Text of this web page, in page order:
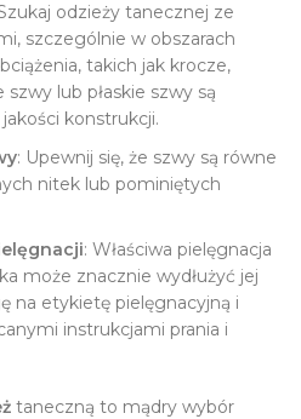
odzieży tanecznej ze
szczególnie w obszarach
takich jak krocze,
lub płaskie szwy są
konstrukcji.
: Upewnij się, że szwy są równe
nitek lub pominiętych
: Właściwa pielęgnacja
może znacznie wydłużyć jej
na etykietę pielęgnacyjną i
instrukcjami prania i
taneczną to mądry wybór